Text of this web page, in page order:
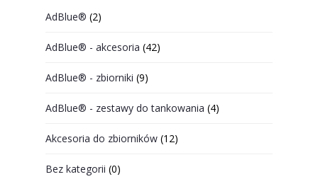
AdBlue® (2)
AdBlue® - akcesoria (42)
AdBlue® - zbiorniki (9)
AdBlue® - zestawy do tankowania (4)
Akcesoria do zbiorników (12)
Bez kategorii (0)